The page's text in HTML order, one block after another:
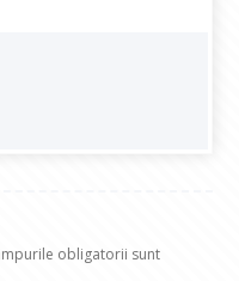
obligatorii sunt